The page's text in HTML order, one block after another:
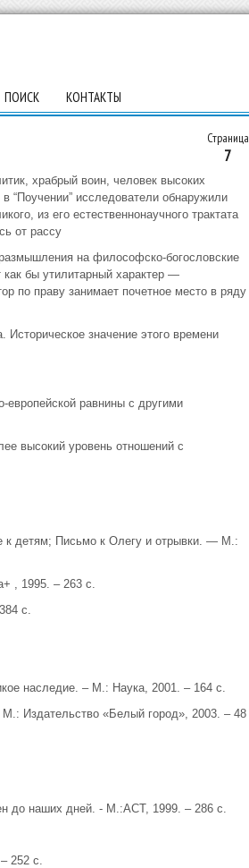
ПОИСК КОНТАКТЫ
Страница
7
храбрый воин, человек высоких
“Поучении” исследователи обнаружили
из его естественнонаучного трактата
от рассу
на философско-богословские
бы утилитарный характер —
по праву занимает почетное место в ряду
значение этого времени
европейской равнины с другими
высокий уровень отношений с
к детям; Письмо к Олегу и отрывки. — М.:
, 1995. – 263 с.
с.
наследие. – М.: Наука, 2001. – 164 с.
Издательство «Белый город», 2003. – 48
до наших дней. - М.:АСТ, 1999. – 286 с.
252 с.